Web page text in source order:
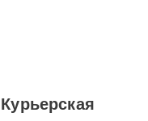
Курьерская